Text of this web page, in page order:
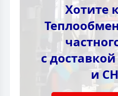
Хотите
с
и